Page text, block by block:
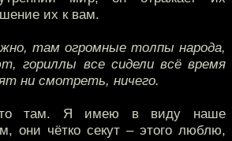
их к вам.
там огромные толпы народа,
гориллы все сидели всё время
ни смотреть, ничего.
там. Я имею в виду наше
они чётко секут – этого люблю,